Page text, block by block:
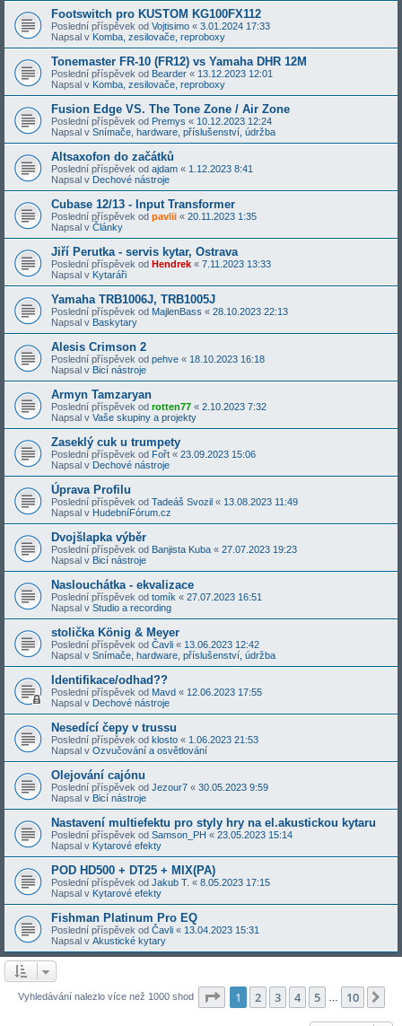
Footswitch pro KUSTOM KG100FX112
Poslední příspěvek od Vojtisimo « 3.01.2024 17:33
Napsal v Komba, zesilovače, reproboxy
Tonemaster FR-10 (FR12) vs Yamaha DHR 12M
Poslední příspěvek od Bearder « 13.12.2023 12:01
Napsal v Komba, zesilovače, reproboxy
Fusion Edge VS. The Tone Zone / Air Zone
Poslední příspěvek od Premys « 10.12.2023 12:24
Napsal v Snímače, hardware, příslušenství, údržba
Altsaxofon do začátků
Poslední příspěvek od ajdam « 1.12.2023 8:41
Napsal v Dechové nástroje
Cubase 12/13 - Input Transformer
Poslední příspěvek od pavlii « 20.11.2023 1:35
Napsal v Články
Jiří Perutka - servis kytar, Ostrava
Poslední příspěvek od Hendrek « 7.11.2023 13:33
Napsal v Kytaráři
Yamaha TRB1006J, TRB1005J
Poslední příspěvek od MajlenBass « 28.10.2023 22:13
Napsal v Baskytary
Alesis Crimson 2
Poslední příspěvek od pehve « 18.10.2023 16:18
Napsal v Bicí nástroje
Armyn Tamzaryan
Poslední příspěvek od rotten77 « 2.10.2023 7:32
Napsal v Vaše skupiny a projekty
Zaseklý cuk u trumpety
Poslední příspěvek od Fořt « 23.09.2023 15:06
Napsal v Dechové nástroje
Úprava Profilu
Poslední příspěvek od Tadeáš Svozil « 13.08.2023 11:49
Napsal v HudebníFórum.cz
Dvojšlapka výběr
Poslední příspěvek od Banjista Kuba « 27.07.2023 19:23
Napsal v Bicí nástroje
Naslouchátka - ekvalizace
Poslední příspěvek od tomík « 27.07.2023 16:51
Napsal v Studio a recording
stolička König & Meyer
Poslední příspěvek od Čavli « 13.06.2023 12:42
Napsal v Snímače, hardware, příslušenství, údržba
Identifikace/odhad??
Poslední příspěvek od Mavd « 12.06.2023 17:55
Napsal v Dechové nástroje
Nesedící čepy v trussu
Poslední příspěvek od klosto « 1.06.2023 21:53
Napsal v Ozvučování a osvětlování
Olejování cajónu
Poslední příspěvek od Jezour7 « 30.05.2023 9:59
Napsal v Bicí nástroje
Nastavení multiefektu pro styly hry na el.akustickou kytaru
Poslední příspěvek od Samson_PH « 23.05.2023 15:14
Napsal v Kytarové efekty
POD HD500 + DT25 + MIX(PA)
Poslední příspěvek od Jakub T. « 8.05.2023 17:15
Napsal v Kytarové efekty
Fishman Platinum Pro EQ
Poslední příspěvek od Čavli « 13.04.2023 15:31
Napsal v Akustické kytary
Vyhledávání nalezlo více než 1000 shod Stránka z 10
1 2 3 4 5 10